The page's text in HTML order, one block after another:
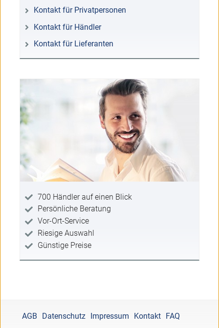
Kontakt für Privatpersonen
Kontakt für Händler
Kontakt für Lieferanten
700 Händler auf einen Blick
Persönliche Beratung
Vor-Ort-Service
Riesige Auswahl
Günstige Preise
AGB Datenschutz Impressum Kontakt FAQ